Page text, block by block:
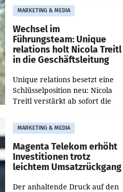
Besetzungen für die
Direktionen abgestimmt
werden.
MARKETING & MEDIA
Wechsel im
Führungsteam: Unique
relations holt Nicola Treitl
in die Geschäftsleitung
Unique relations besetzt eine
Schlüsselposition neu: Nicola
Treitl verstärkt ab sofort die
PR-Agentur an der Seite von
Josef Kalina und Anna Kalina-
Mahr.
MARKETING & MEDIA
Magenta Telekom erhöht
Investitionen trotz
leichtem Umsatzrückgang
Der anhaltende Druck auf den